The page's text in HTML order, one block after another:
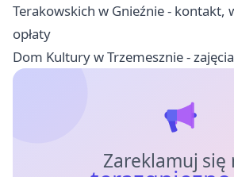
Terakowskich w Gnieźnie - kontakt,
opłaty
Dom Kultury w Trzemesznie -
Zareklamuj się